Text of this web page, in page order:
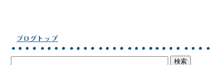
ブログトップ